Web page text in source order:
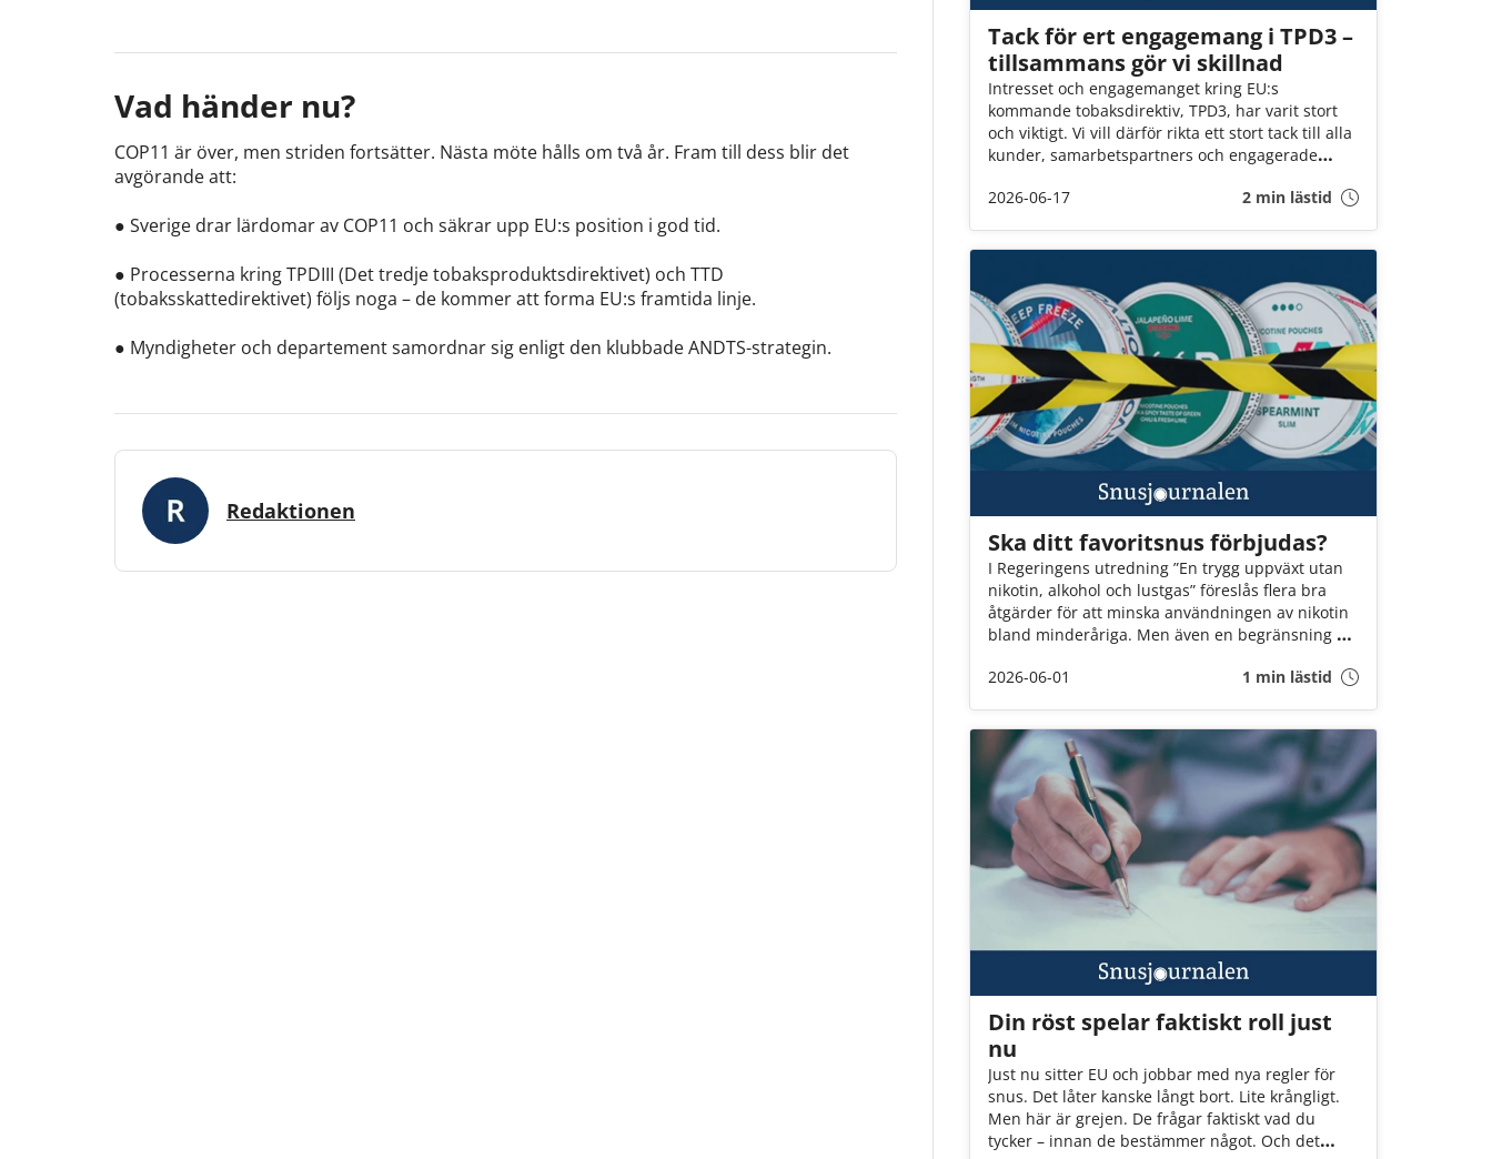
Vad händer nu?
COP11 är över, men striden fortsätter. Nästa möte hålls om två år. Fram till dess blir det
avgörande att:
● Sverige drar lärdomar av COP11 och säkrar upp EU:s position i god tid.
● Processerna kring TPDIII (Det tredje tobaksproduktsdirektivet) och TTD
(tobaksskattedirektivet) följs noga – de kommer att forma EU:s framtida linje.
● Myndigheter och departement samordnar sig enligt den klubbade ANDTS-strategin.
Redaktionen
Tack för ert engagemang i TPD3 –
tillsammans gör vi skillnad
Intresset och engagemanget kring EU:s
kommande tobaksdirektiv, TPD3, har varit stort
och viktigt. Vi vill därför rikta ett stort tack till alla
kunder, samarbetspartners och engagerade
synpunkter, svara på enkäter och delta i
2026-06-17 2 min lästid
Ska ditt favoritsnus förbjudas?
I Regeringens utredning ”En trygg uppväxt utan
nikotin, alkohol och lustgas” föreslås flera bra
åtgärder för att minska användningen av nikotin
bland minderåriga. Men även en begränsning på
än varannan dosa kan förbjudas. Det är ett
Socialminister Jakob Forssmed och Regeringen
agerar, kommer 3 av 4 av oss att drabbas.
2026-06-01 1 min lästid
Din röst spelar faktiskt roll just
nu
Just nu sitter EU och jobbar med nya regler för
snus. Det låter kanske långt bort. Lite krångligt.
Men här är grejen. De frågar faktiskt vad du
tycker – innan de bestämmer något. Och det